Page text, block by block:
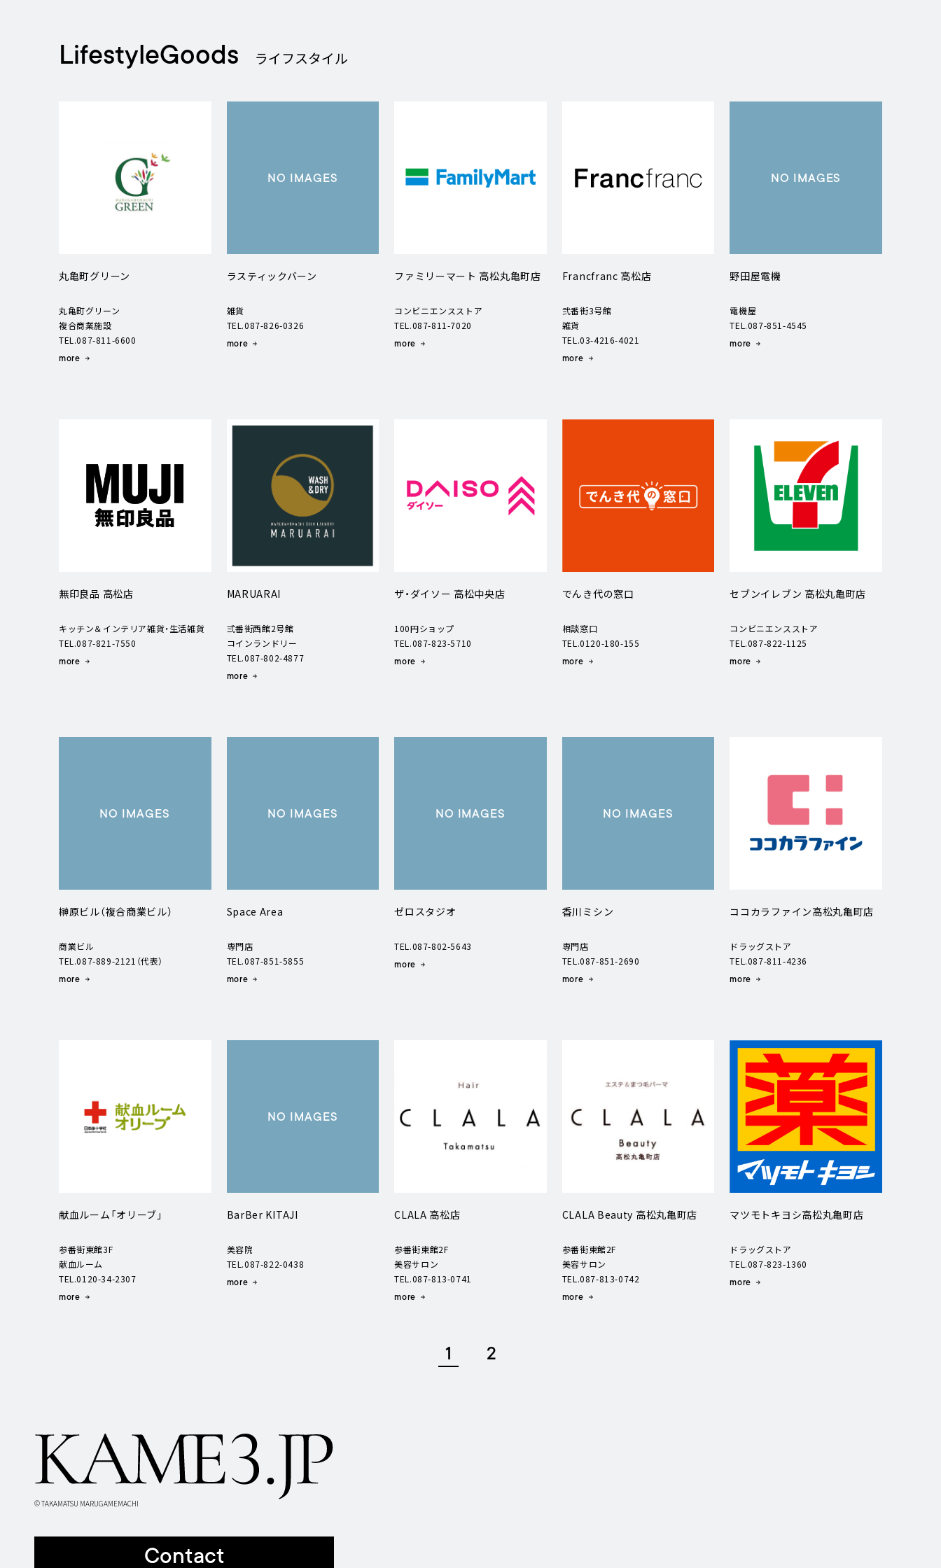
LifestyleGoods ライフスタイル
丸亀町グリーン
丸亀町グリーン
複合商業施設
TEL.087-811-6600
more
NO IMAGES
ラスティックバーン
雑貨
TEL.087-826-0326
more
ファミリーマート 高松丸亀町店
コンビニエンスストア
TEL.087-811-7020
more
Francfranc 高松店
弐番街3号館
雑貨
TEL.03-4216-4021
more
NO IMAGES
野田屋電機
電機屋
TEL.087-851-4545
more
無印良品 高松店
キッチン＆インテリア雑貨・生活雑貨
TEL.087-821-7550
more
MARUARAI
弍番街西館2号館
コインランドリー
TEL.087-802-4877
more
ザ・ダイソー 高松中央店
100円ショップ
TEL.087-823-5710
more
でんき代の窓口
相談窓口
TEL.0120-180-155
more
セブンイレブン 高松丸亀町店
コンビニエンスストア
TEL.087-822-1125
more
NO IMAGES
榊原ビル（複合商業ビル）
商業ビル
TEL.087-889-2121（代表）
more
NO IMAGES
Space Area
専門店
TEL.087-851-5855
more
NO IMAGES
ゼロスタジオ
TEL.087-802-5643
more
NO IMAGES
香川ミシン
専門店
TEL.087-851-2690
more
ココカラファイン高松丸亀町店
ドラッグストア
TEL.087-811-4236
more
献血ルーム「オリーブ」
参番街東館3F
献血ルーム
TEL.0120-34-2307
more
NO IMAGES
BarBer KITAJI
美容院
TEL.087-822-0438
more
CLALA 高松店
参番街東館2F
美容サロン
TEL.087-813-0741
more
CLALA Beauty 高松丸亀町店
参番街東館2F
美容サロン
TEL.087-813-0742
more
マツモトキヨシ高松丸亀町店
ドラッグストア
TEL.087-823-1360
more
1 2
© TAKAMATSU MARUGAMEMACHI
Contact